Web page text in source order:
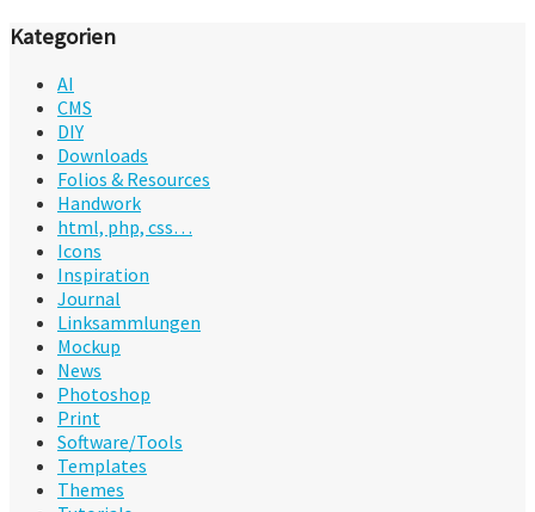
Kategorien
AI
CMS
DIY
Downloads
Folios & Resources
Handwork
html, php, css…
Icons
Inspiration
Journal
Linksammlungen
Mockup
News
Photoshop
Print
Software/Tools
Templates
Themes